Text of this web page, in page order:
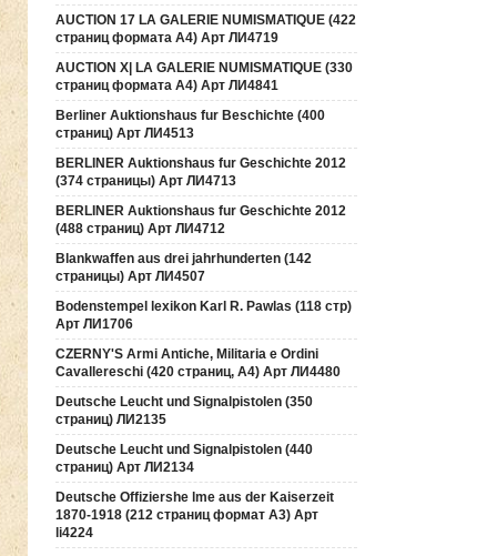
AUCTION 17 LA GALERIE NUMISMATIQUE (422
страниц формата А4) Арт ЛИ4719
AUCTION Х| LA GALERIE NUMISMATIQUE (330
страниц формата А4) Арт ЛИ4841
Berliner Auktionshaus fur Beschichte (400
страниц) Арт ЛИ4513
BERLINER Auktionshaus fur Geschichte 2012
(374 страницы) Арт ЛИ4713
BERLINER Auktionshaus fur Geschichte 2012
(488 страниц) Арт ЛИ4712
Blankwaffen aus drei jahrhunderten (142
страницы) Арт ЛИ4507
Bodenstempel lexikon Karl R. Pawlas (118 cтр)
Арт ЛИ1706
CZERNY'S Armi Antiche, Militaria e Ordini
Cavallereschi (420 страниц, А4) Арт ЛИ4480
Deutsche Leucht und Signalpistolen (350
страниц) ЛИ2135
Deutsche Leucht und Signalpistolen (440
страниц) Арт ЛИ2134
Deutsche Offiziershe lme aus der Kaiserzeit
1870-1918 (212 страниц формат А3) Арт
li4224